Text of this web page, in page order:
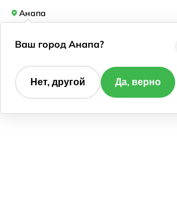
Анапа
Ваш город Анапа?
Нет, другой Да, верно